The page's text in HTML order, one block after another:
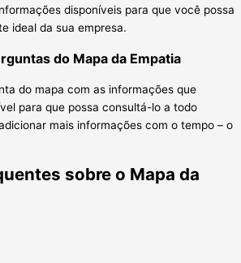
disponíveis para que você possa
ideal da sua empresa.
do Mapa da Empatia
do mapa com as informações que
para que possa consultá-lo a todo
mais informações com o tempo – o
sobre o Mapa da